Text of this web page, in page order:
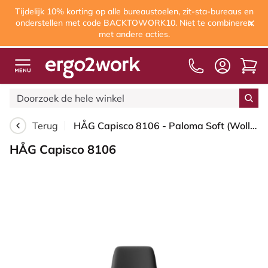
Tijdelijk 10% korting op alle bureaustoelen, zit-sta-bureaus en
onderstellen met code BACKTOWORK10. Niet te combineren
met andere acties.
Terug HÅG Capisco 8106 - Paloma Soft (Wollsdorf) - Semi-aniline Leder - PL56100 Black - Framekleur - Wit - Gasveer - 200 mm (Zithoogte 46-64cm) - Vloercontact - Zachte wielen t.b.v. harde vloeren - Voetenring - Nee, geen voetenring - Voetster - Ja, voetster ...
HÅG Capisco 8106